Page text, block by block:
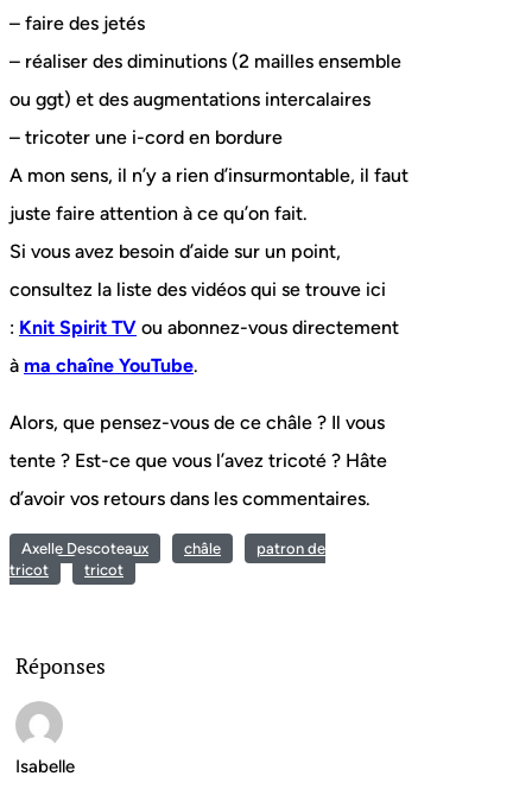
– faire des jetés
– réaliser des diminutions (2 mailles ensemble
ou ggt) et des augmentations intercalaires
– tricoter une i-cord en bordure
A mon sens, il n’y a rien d’insurmontable, il faut
juste faire attention à ce qu’on fait.
Si vous avez besoin d’aide sur un point,
consultez la liste des vidéos qui se trouve ici
: Knit Spirit TV ou abonnez-vous directement
à ma chaîne YouTube.
Alors, que pensez-vous de ce châle ? Il vous
tente ? Est-ce que vous l’avez tricoté ? Hâte
d’avoir vos retours dans les commentaires.
Axelle Descoteaux châle
patron de
tricot
tricot
Réponses
Isabelle